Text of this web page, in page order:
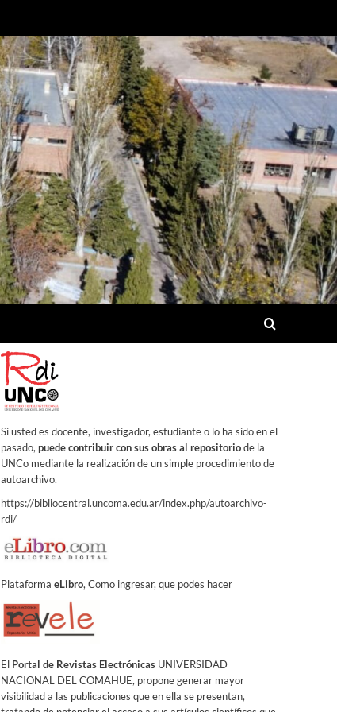
Si usted es docente, investigador, estudiante o lo ha sido en el
pasado,puede contribuir con sus obras al repositoriode la
UNCo mediante la realización de un simple procedimiento de
autoarchivo.
https://bibliocentral.uncoma.edu.ar/index.php/autoarchivo-
rdi/
Plataforma eLibro, Como ingresar, que podes hacer
El Portal de Revistas ElectrónicasUNIVERSIDAD
NACIONAL DEL COMAHUE, propone generar mayor
visibilidad a las publicaciones que en ella se presentan,